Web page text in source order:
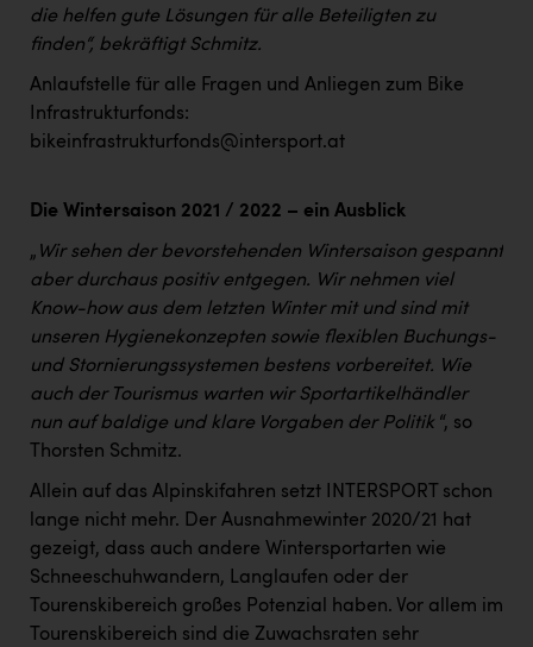
die helfen gute Lösungen für alle Beteiligten zu
finden“, bekräftigt Schmitz.
Anlaufstelle für alle Fragen und Anliegen zum Bike
Infrastrukturfonds:
bikeinfrastrukturfonds@intersport.at
Die Wintersaison 2021 / 2022 – ein Ausblick
„ Wir sehen der bevorstehenden Wintersaison gespannt
aber durchaus positiv entgegen. Wir nehmen viel
Know-how aus dem letzten Winter mit und sind mit
unseren Hygienekonzepten sowie flexiblen Buchungs-
und Stornierungssystemen bestens vorbereitet. Wie
auch der Tourismus warten wir Sportartikelhändler
nun auf baldige und klare Vorgaben der Politik “, so
Thorsten Schmitz.
Allein auf das Alpinskifahren setzt INTERSPORT schon
lange nicht mehr. Der Ausnahmewinter 2020/21 hat
gezeigt, dass auch andere Wintersportarten wie
Schneeschuhwandern, Langlaufen oder der
Tourenskibereich großes Potenzial haben. Vor allem im
Tourenskibereich sind die Zuwachsraten sehr